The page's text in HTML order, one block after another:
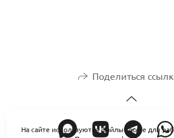
Поделиться
На сайте используются файлы cookie для